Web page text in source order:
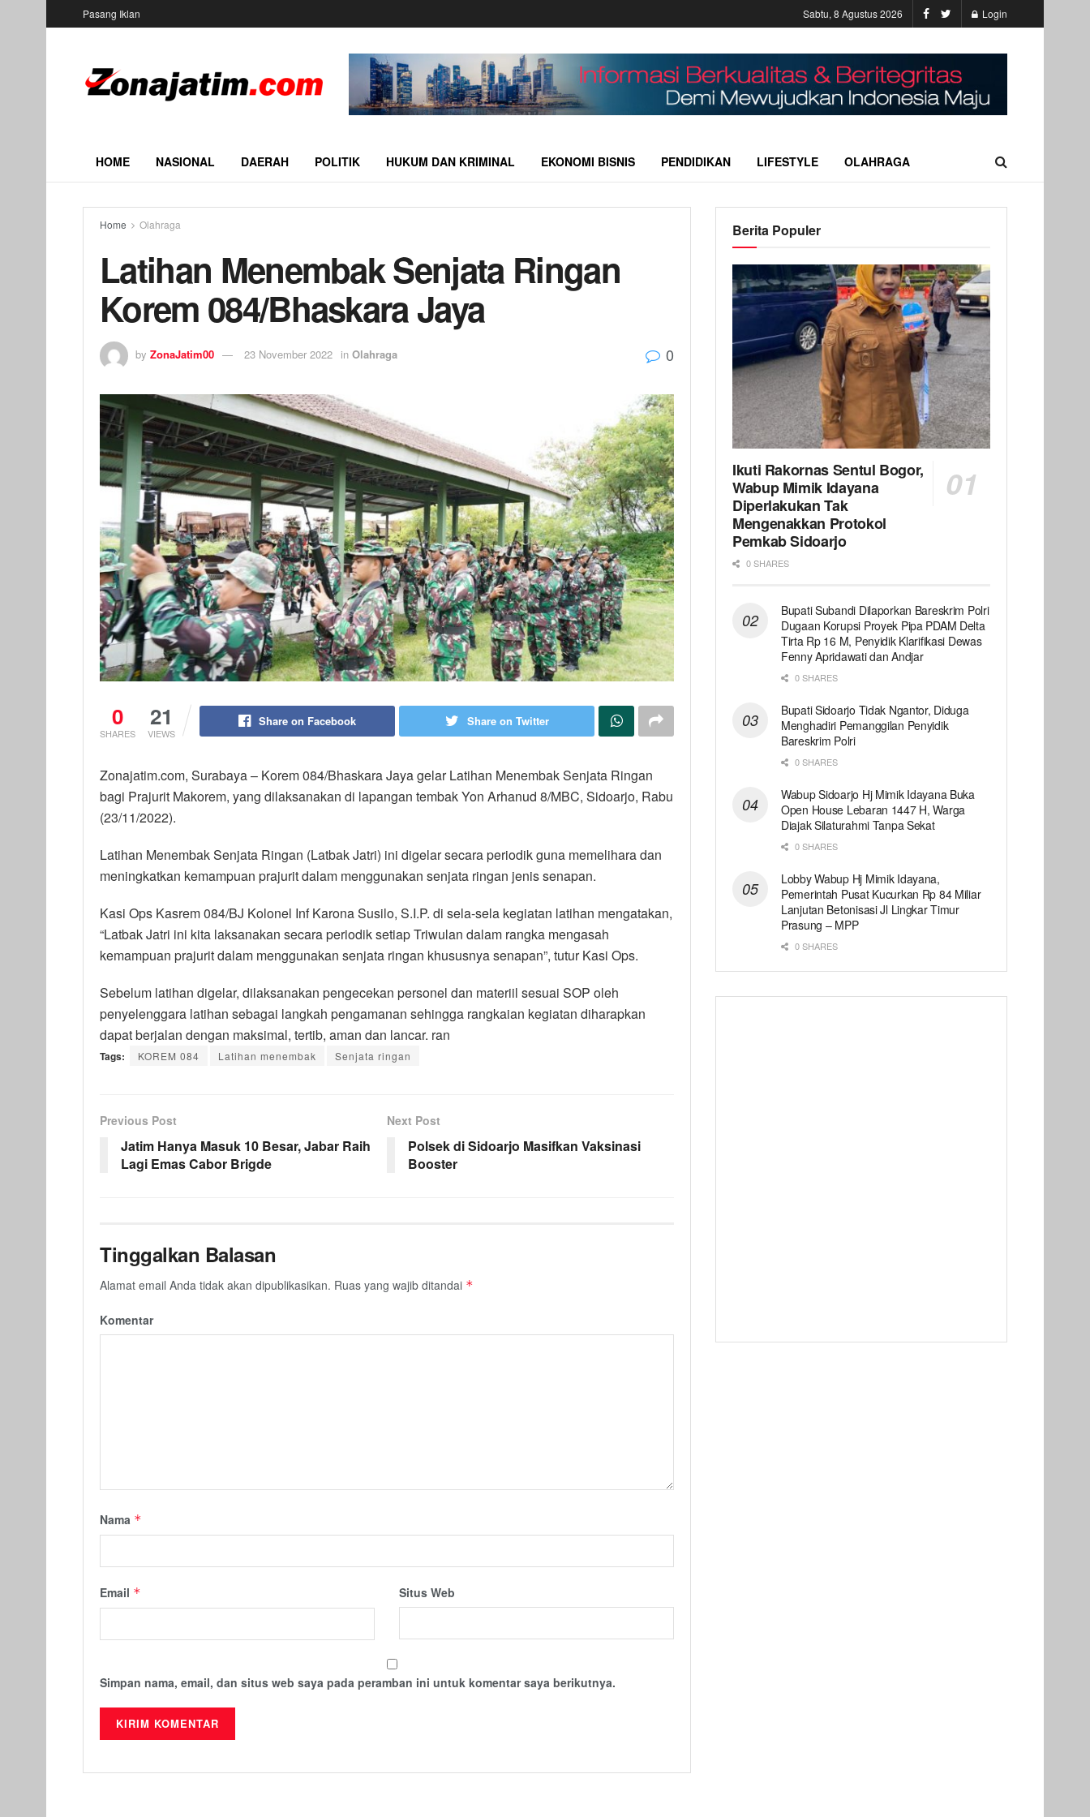
Pasang Iklan Sabtu, 8 Agustus 2026 Login
HOME NASIONAL DAERAH POLITIK HUKUM DAN KRIMINAL EKONOMI BISNIS PENDIDIKAN LIFESTYLE OLAHRAGA
Home Olahraga
Latihan Menembak Senjata Ringan
Korem 084/Bhaskara Jaya
by ZonaJatim00 23 November 2022 in Olahraga 0
0
SHARES
21
VIEWS
Share on Facebook Share on Twitter
Zonajatim.com, Surabaya – Korem 084/Bhaskara Jaya gelar Latihan Menembak Senjata Ringan
bagi Prajurit Makorem, yang dilaksanakan di lapangan tembak Yon Arhanud 8/MBC, Sidoarjo, Rabu
(23/11/2022).
Latihan Menembak Senjata Ringan (Latbak Jatri) ini digelar secara periodik guna memelihara dan
meningkatkan kemampuan prajurit dalam menggunakan senjata ringan jenis senapan.
Kasi Ops Kasrem 084/BJ Kolonel Inf Karona Susilo, S.I.P. di sela-sela kegiatan latihan mengatakan,
“Latbak Jatri ini kita laksanakan secara periodik setiap Triwulan dalam rangka mengasah
kemampuan prajurit dalam menggunakan senjata ringan khususnya senapan”, tutur Kasi Ops.
Sebelum latihan digelar, dilaksanakan pengecekan personel dan materiil sesuai SOP oleh
penyelenggara latihan sebagai langkah pengamanan sehingga rangkaian kegiatan diharapkan
dapat berjalan dengan maksimal, tertib, aman dan lancar. ran
Tags: KOREM 084 Latihan menembak Senjata ringan
Previous Post
Jatim Hanya Masuk 10 Besar, Jabar Raih
Lagi Emas Cabor Brigde
Next Post
Polsek di Sidoarjo Masifkan Vaksinasi
Booster
Tinggalkan Balasan
Alamat email Anda tidak akan dipublikasikan. Ruas yang wajib ditandai *
Komentar
Nama *
Email * Situs Web
Simpan nama, email, dan situs web saya pada peramban ini untuk komentar saya berikutnya.
Berita Populer
Ikuti Rakornas Sentul Bogor,
Wabup Mimik Idayana
Diperlakukan Tak
Mengenakkan Protokol
Pemkab Sidoarjo
0 SHARES
Bupati Subandi Dilaporkan Bareskrim Polri
Dugaan Korupsi Proyek Pipa PDAM Delta
Tirta Rp 16 M, Penyidik Klarifikasi Dewas
Fenny Apridawati dan Andjar
0 SHARES
Bupati Sidoarjo Tidak Ngantor, Diduga
Menghadiri Pemanggilan Penyidik
Bareskrim Polri
0 SHARES
Wabup Sidoarjo Hj Mimik Idayana Buka
Open House Lebaran 1447 H, Warga
Diajak Silaturahmi Tanpa Sekat
0 SHARES
Lobby Wabup Hj Mimik Idayana,
Pemerintah Pusat Kucurkan Rp 84 Miliar
Lanjutan Betonisasi Jl Lingkar Timur
Prasung – MPP
0 SHARES